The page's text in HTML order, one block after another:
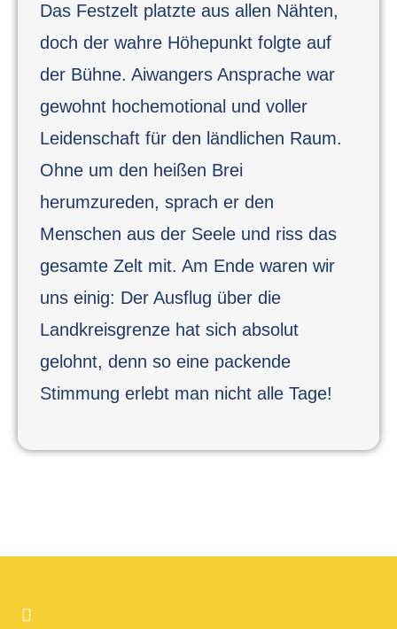
Das Festzelt platzte aus allen Nähten,
doch der wahre Höhepunkt folgte auf
der Bühne. Aiwangers Ansprache war
gewohnt hochemotional und voller
Leidenschaft für den ländlichen Raum.
Ohne um den heißen Brei
herumzureden, sprach er den
Menschen aus der Seele und riss das
gesamte Zelt mit. Am Ende waren wir
uns einig: Der Ausflug über die
Landkreisgrenze hat sich absolut
gelohnt, denn so eine packende
Stimmung erlebt man nicht alle Tage!